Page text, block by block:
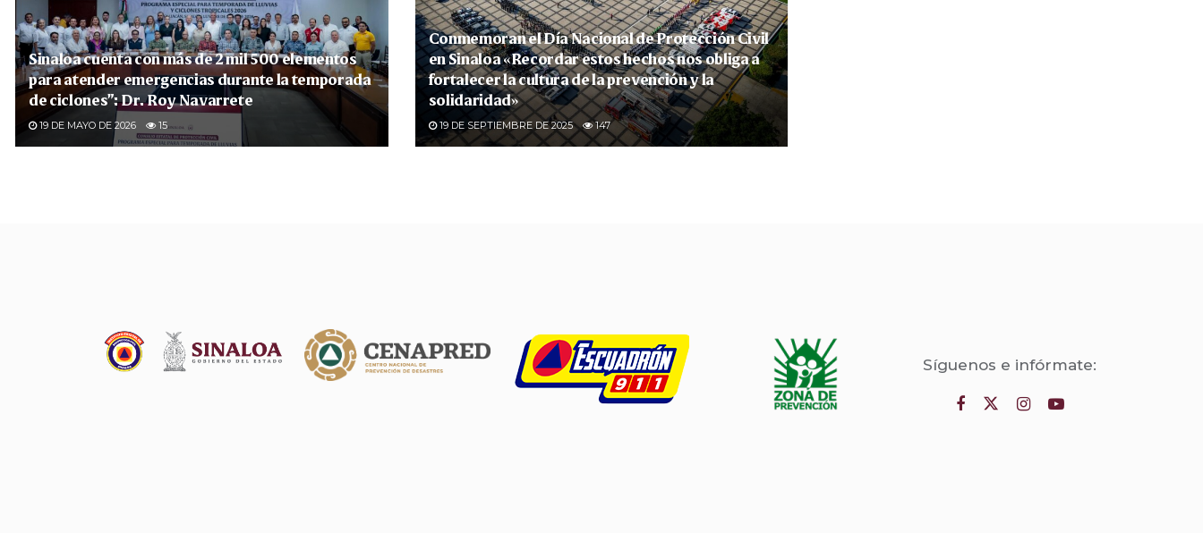
Sinaloa cuenta con más de 2 mil 500 elementos
para atender emergencias durante la temporada
de ciclones”: Dr. Roy Navarrete
19 DE MAYO DE 2026 15
Conmemoran el Día Nacional de Protección Civil
en Sinaloa «Recordar estos hechos nos obliga a
fortalecer la cultura de la prevención y la
solidaridad»
19 DE SEPTIEMBRE DE 2025 147
Síguenos e infórmate: